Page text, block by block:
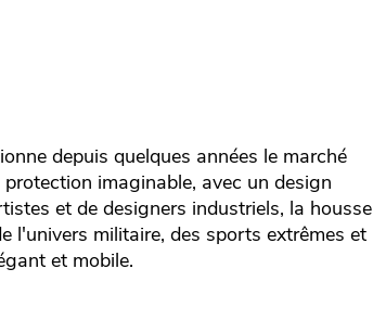
depuis quelques années le marché
imaginable, avec un design
et de designers industriels, la housse
l'univers militaire, des sports extrêmes et
et mobile.